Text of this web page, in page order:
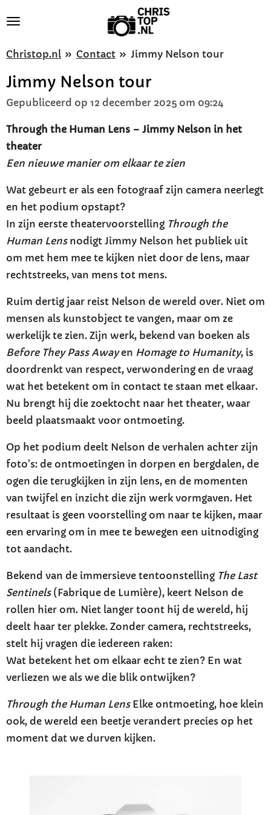
naar
hoofdinhoud
Christop.nl » Contact » Jimmy Nelson tour
Jimmy Nelson tour
Gepubliceerd op 12 december 2025 om 09:24
Through the Human Lens – Jimmy Nelson in het
theater
Een nieuwe manier om elkaar te zien
Wat gebeurt er als een fotograaf zijn camera neerlegt
en het podium opstapt?
In zijn eerste theatervoorstelling Through the
Human Lensnodigt Jimmy Nelson het publiek uit
om met hem mee te kijken niet door de lens, maar
rechtstreeks, van mens tot mens.
Ruim dertig jaar reist Nelson de wereld over. Niet om
mensen als kunstobject te vangen, maar om ze
werkelijk te zien. Zijn werk, bekend van boeken als
Before They Pass Awayen Homage to Humanity, is
doordrenkt van respect, verwondering en de vraag
wat het betekent om in contact te staan met elkaar.
Nu brengt hij die zoektocht naar het theater, waar
beeld plaatsmaakt voor ontmoeting.
Op het podium deelt Nelson de verhalen achter zijn
foto’s: de ontmoetingen in dorpen en bergdalen, de
ogen die terugkijken in zijn lens, en de momenten
van twijfel en inzicht die zijn werk vormgaven. Het
resultaat is geen voorstelling om naar te kijken, maar
een ervaring om in mee te bewegen een uitnodiging
tot aandacht.
Bekend van de immersieve tentoonstelling The Last
Sentinels(Fabrique de Lumière), keert Nelson de
rollen hier om. Niet langer toont hij de wereld, hij
deelt haar ter plekke. Zonder camera, rechtstreeks,
stelt hij vragen die iedereen raken:
Wat betekent het om elkaar echt te zien? En wat
verliezen we als we die blik ontwijken?
Through the Human LensElke ontmoeting, hoe klein
ook, de wereld een beetje verandert precies op het
moment dat we durven kijken.